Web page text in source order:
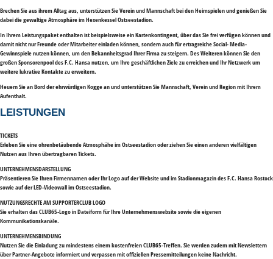
Brechen Sie aus ihrem Alltag aus, unterstützen Sie Verein und Mannschaft bei den Heimspielen und genießen Sie
dabei die gewaltige Atmosphäre im Hexenkessel Ostseestadion.
In Ihrem Leistungspaket enthalten ist beispielsweise ein Kartenkontingent, über das Sie frei verfügen können und
damit nicht nur Freunde oder Mitarbeiter einladen können, sondern auch für ertragreiche Social- Media-
Gewinnspiele nutzen können, um den Bekannheitsgrad Ihrer Firma zu steigern. Des Weiteren können Sie den
großen Sponsorenpool des F.C. Hansa nutzen, um Ihre geschäftlichen Ziele zu erreichen und Ihr Netzwerk um
weitere lukrative Kontakte zu erweitern.
Heuern Sie an Bord der ehrwürdigen Kogge an und unterstützen Sie Mannschaft, Verein und Region mit Ihrem
Aufenthalt.
LEISTUNGEN
TICKETS
Erleben Sie eine ohrenbetäubende Atmosphähe im Ostseestadion oder ziehen Sie einen anderen vielfältigen
Nutzen aus Ihren übertragbaren Tickets.
UNTERNEHMENSDARSTELLUNG
Präsentieren Sie Ihren Firmennamen oder Ihr Logo auf der Website und im Stadionmagazin des F.C. Hansa Rostock
sowie auf der LED-Videowall im Ostseestadion.
NUTZUNGSRECHTE AM SUPPORTERCLUB LOGO
Sie erhalten das CLUB65-Logo in Dateiform für Ihre Unternehmenswebsite sowie die eigenen
Kommunikationskanäle.
UNTERNEHMENSBINDUNG
Nutzen Sie die Einladung zu mindestens einem kostenfreien CLUB65-Treffen. Sie werden zudem mit Newslettern
über Partner-Angebote informiert und verpassen mit offiziellen Pressemitteilungen keine Nachricht.